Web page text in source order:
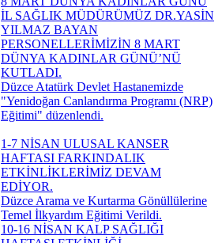
İL SAĞLIK MÜDÜRÜMÜZ DR.YASİN
YILMAZ BAYAN
PERSONELLERİMİZİN 8 MART
DÜNYA KADINLAR GÜNÜ’NÜ
KUTLADI.
Düzce Atatürk Devlet Hastanemizde
"Yenidoğan Canlandırma Programı (NRP)
Eğitimi" düzenlendi.
1-7 NİSAN ULUSAL KANSER
HAFTASI FARKINDALIK
ETKİNLİKLERİMİZ DEVAM
EDİYOR.
Düzce Arama ve Kurtarma Gönüllülerine
Temel İlkyardım Eğitimi Verildi.
10-16 NİSAN KALP SAĞLIĞI